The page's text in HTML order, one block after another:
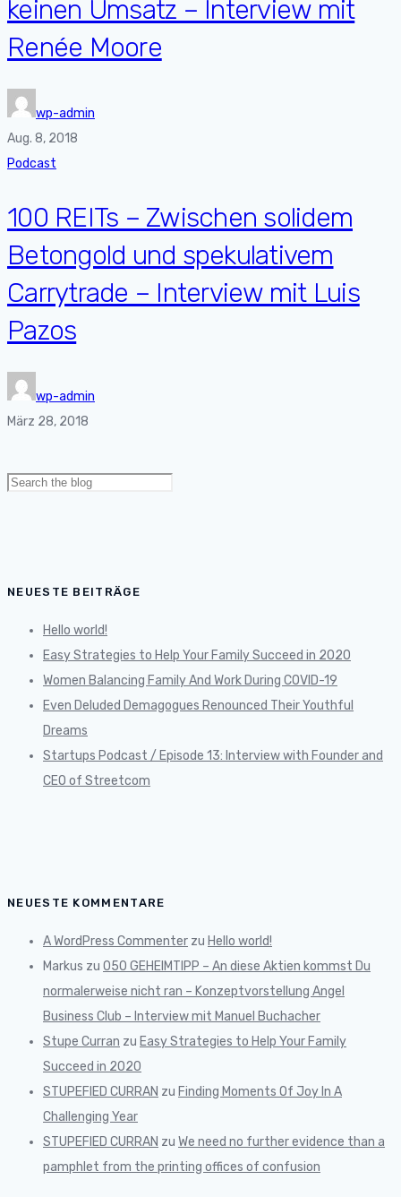
keinen Umsatz – Interview mit
Renée Moore
wp-admin
Aug. 8, 2018
Podcast
100 REITs – Zwischen solidem
Betongold und spekulativem
Carrytrade – Interview mit Luis
Pazos
wp-admin
März 28, 2018
Search
NEUESTE BEITRÄGE
Hello world!
Easy Strategies to Help Your Family Succeed in 2020
Women Balancing Family And Work During COVID-19
Even Deluded Demagogues Renounced Their Youthful
Dreams
Startups Podcast / Episode 13: Interview with Founder and
CEO of Streetcom
NEUESTE KOMMENTARE
A WordPress Commenter zu Hello world!
Markus zu 050 GEHEIMTIPP – An diese Aktien kommst Du
normalerweise nicht ran – Konzeptvorstellung Angel
Business Club – Interview mit Manuel Buchacher
Stupe Curran zu Easy Strategies to Help Your Family
Succeed in 2020
STUPEFIED CURRAN zu Finding Moments Of Joy In A
Challenging Year
STUPEFIED CURRAN zu We need no further evidence than a
pamphlet from the printing offices of confusion